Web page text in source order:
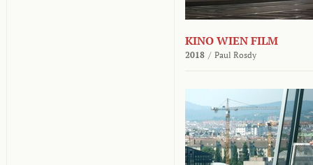
KINO WIEN FILM
2018 / Paul Rosdy